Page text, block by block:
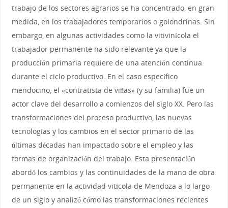
trabajo de los sectores agrarios se ha concentrado, en gran
medida, en los trabajadores temporarios o golondrinas. Sin
embargo, en algunas actividades como la vitivinícola el
trabajador permanente ha sido relevante ya que la
producción primaria requiere de una atención continua
durante el ciclo productivo. En el caso específico
mendocino, el «contratista de viñas» (y su familia) fue un
actor clave del desarrollo a comienzos del siglo XX. Pero las
transformaciones del proceso productivo, las nuevas
tecnologías y los cambios en el sector primario de las
últimas décadas han impactado sobre el empleo y las
formas de organización del trabajo. Esta presentación
abordó los cambios y las continuidades de la mano de obra
permanente en la actividad vitícola de Mendoza a lo largo
de un siglo y analizó cómo las transformaciones recientes